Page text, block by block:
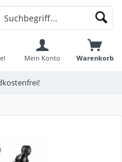
Warenkorb
Mein Konto